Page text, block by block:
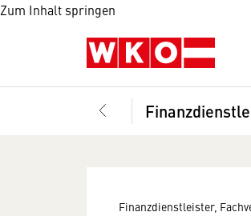
Zum Inhalt springen
Finanzdienstleister,